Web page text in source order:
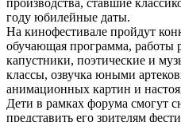
году юбилейные даты.
На кинофестивале пройдут
обучающая программа, работы
капустники, поэтические и
классы, озвучка юными
анимационных картин и
Дети в рамках форума смогут
представить его зрителям